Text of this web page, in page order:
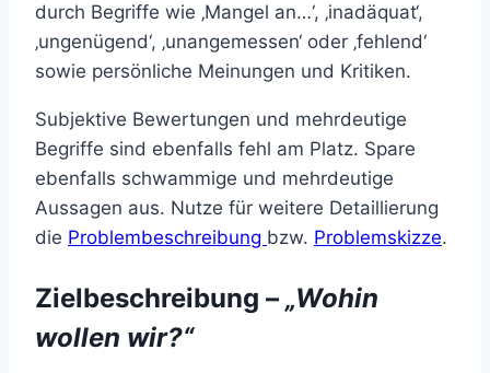
durch Begriffe wie ‚Mangel an…‘, ‚inadäquat‘,
‚ungenügend‘, ‚unangemessen‘ oder ‚fehlend‘
sowie persönliche Meinungen und Kritiken.
Subjektive Bewertungen und mehrdeutige
Begriffe sind ebenfalls fehl am Platz. Spare
ebenfalls schwammige und mehrdeutige
Aussagen aus. Nutze für weitere Detaillierung
die Problembeschreibung bzw. Problemskizze.
Zielbeschreibung – „Wohin
wollen wir?“